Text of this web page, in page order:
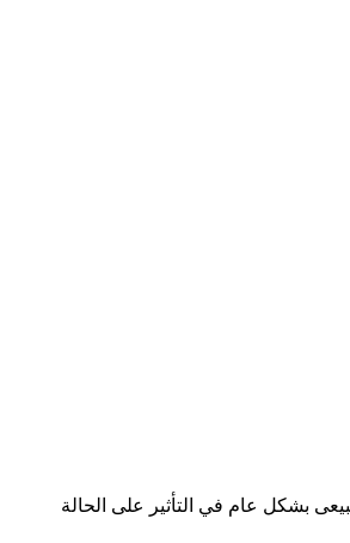
بشكل عام في التأثير على الحالة